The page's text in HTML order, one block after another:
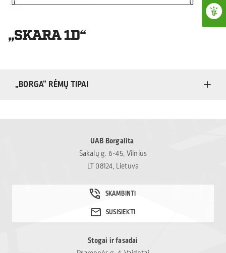
„SKARA 1D“
„BORGA“ RĖMŲ TIPAI
UAB Borgalita
Sakalų g. 6-45, Vilnius
LT 08124, Lietuva
Stogai ir fasadai